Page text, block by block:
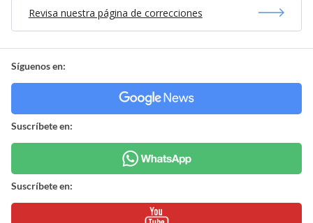
Revisa nuestra página de correcciones
Síguenos en:
Suscríbete en:
Suscríbete en: